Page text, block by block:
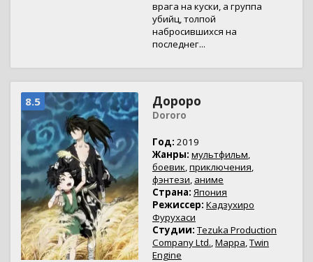
врага на куски, а группа
убийц, толпой
набросившихся на
последнег...
8.5 Дороро
Dororo
Год: 2019
Жанры: мультфильм,
боевик,приключения,
фэнтези, аниме
Страна: Япония
Режиссер: Кадзухиро
Фурухаси
Студии: Tezuka Production
Company Ltd.,Mappa,Twin
Engine